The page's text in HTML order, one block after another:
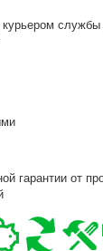
гарантии от